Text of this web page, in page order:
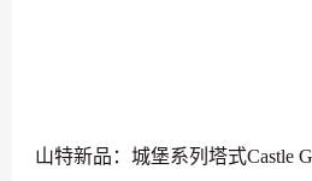
山特新品：城堡系列塔式Castle